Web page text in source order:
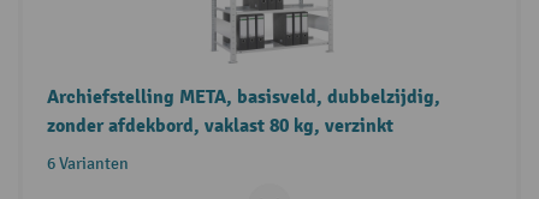
Archiefstelling META, basisveld, dubbelzijdig,
zonder afdekbord, vaklast 80 kg, verzinkt
6 Varianten